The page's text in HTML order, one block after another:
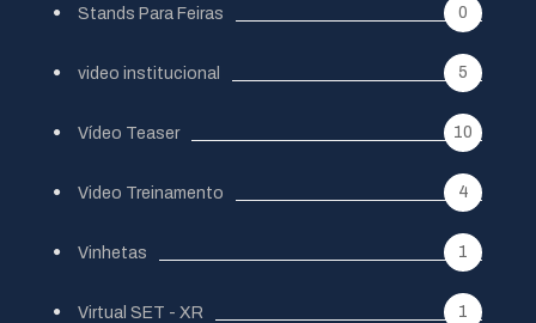
Stands Para Feiras 0
video institucional 5
Vídeo Teaser 10
Video Treinamento 4
Vinhetas 1
Virtual SET - XR 1